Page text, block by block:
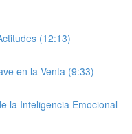
(12:13)
en la Venta (9:33)
la Inteligencia Emocional